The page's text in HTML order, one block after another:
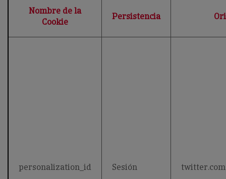
Nombre de la
Cookie
Persistencia
personalization_id Sesión twitter.com